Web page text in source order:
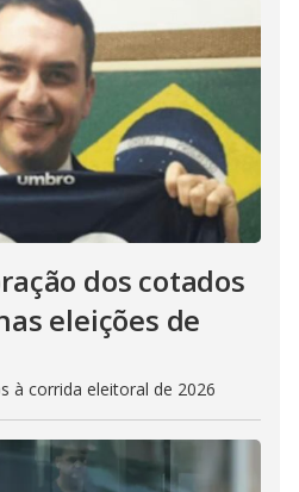
dos cotados
eleições de
à corrida eleitoral de 2026